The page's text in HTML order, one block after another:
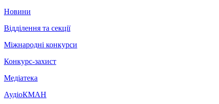
Новини
Відділення та секції
Міжнародні конкурси
Конкурс-захист
Медіатека
АудіоКМАН